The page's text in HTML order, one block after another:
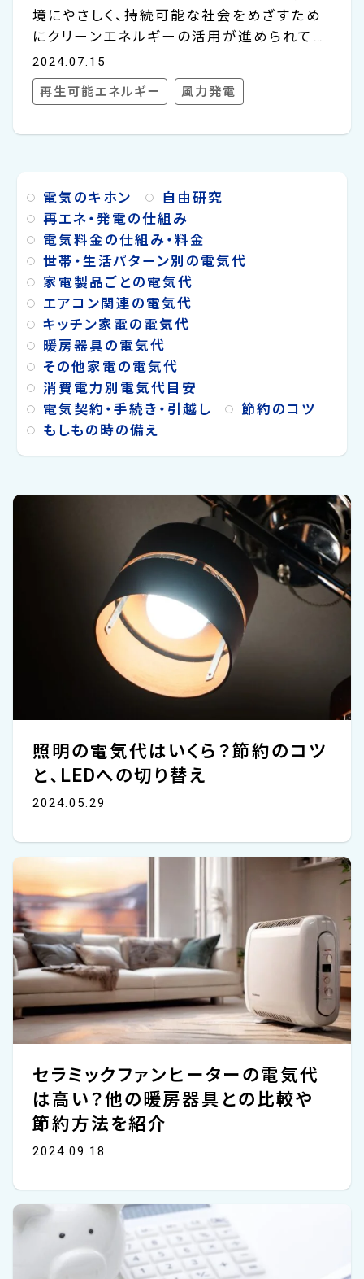
境にやさしく、持続可能な社会をめざすため
にクリーンエネルギーの活用が進められてい
ます。中でも、風力発電は近年注目されてい
る再生可能エネルギーの一つであり、環境に
やさしいエネルギーとして活用されています。
みをわかりやすく解説していきます。 風力発
電はどうやって電気をつくる？ 風力発電は、
風の力を利用して風車を回し、発電する技術
です。そのため、電力量あたりの発電コストが
比較的低いことから、再生可能...
2024.07.15
再生可能エネルギー 風力発電
電気のキホン
自由研究
再エネ・発電の仕組み
電気料金の仕組み・料金
世帯・生活パターン別の電気代
家電製品ごとの電気代
エアコン関連の電気代
キッチン家電の電気代
暖房器具の電気代
その他家電の電気代
消費電力別電気代目安
電気契約・手続き・引越し
節約のコツ
もしもの時の備え
照明の電気代はいくら？節約のコツ
と、LEDへの切り替え
2024.05.29
セラミックファンヒーターの電気代
は高い？他の暖房器具との比較や
節約方法を紹介
2024.09.18